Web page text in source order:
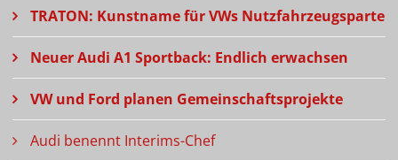
TRATON: Kunstname für VWs Nutzfahrzeugsparte
Neuer Audi A1 Sportback: Endlich erwachsen
VW und Ford planen Gemeinschaftsprojekte
Audi benennt Interims-Chef